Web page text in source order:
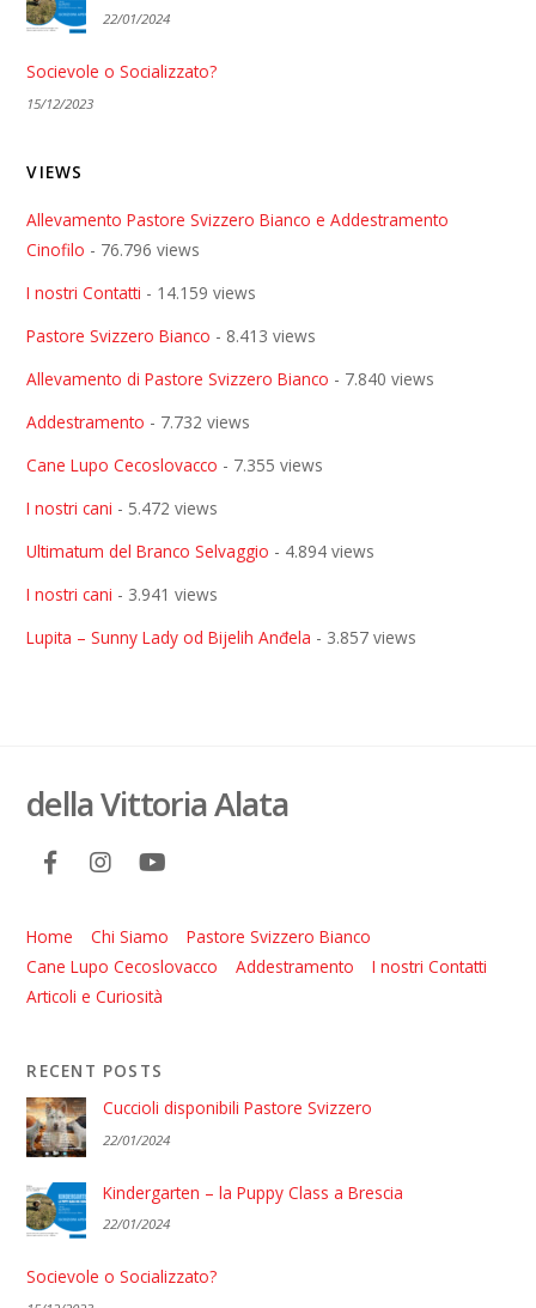
22/01/2024
Socievole o Socializzato?
15/12/2023
VIEWS
Allevamento Pastore Svizzero Bianco e Addestramento
Cinofilo - 76.796 views
I nostri Contatti - 14.159 views
Pastore Svizzero Bianco - 8.413 views
Allevamento di Pastore Svizzero Bianco - 7.840 views
Addestramento - 7.732 views
Cane Lupo Cecoslovacco - 7.355 views
I nostri cani - 5.472 views
Ultimatum del Branco Selvaggio - 4.894 views
I nostri cani - 3.941 views
Lupita – Sunny Lady od Bijelih Anđela - 3.857 views
della Vittoria Alata
Home Chi Siamo
Pastore Svizzero Bianco
Cane Lupo Cecoslovacco
Addestramento
I nostri Contatti
Articoli e Curiosità
RECENT POSTS
Cuccioli disponibili Pastore Svizzero
22/01/2024
Kindergarten – la Puppy Class a Brescia
22/01/2024
Socievole o Socializzato?